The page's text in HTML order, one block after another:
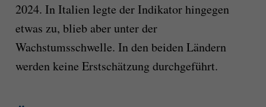
2024. In Italien legte der Indikator hingegen
etwas zu, blieb aber unter der
Wachstumsschwelle. In den beiden Ländern
werden keine Erstschätzung durchgeführt.